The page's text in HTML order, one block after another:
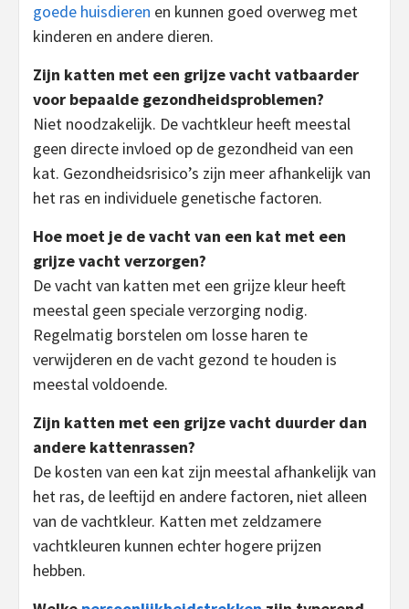
goede huisdieren en kunnen goed overweg met
kinderen en andere dieren.
Zijn katten met een grijze vacht vatbaarder
voor bepaalde gezondheidsproblemen?
Niet noodzakelijk. De vachtkleur heeft meestal
geen directe invloed op de gezondheid van een
kat. Gezondheidsrisico’s zijn meer afhankelijk van
het ras en individuele genetische factoren.
Hoe moet je de vacht van een kat met een
grijze vacht verzorgen?
De vacht van katten met een grijze kleur heeft
meestal geen speciale verzorging nodig.
Regelmatig borstelen om losse haren te
verwijderen en de vacht gezond te houden is
meestal voldoende.
Zijn katten met een grijze vacht duurder dan
andere kattenrassen?
De kosten van een kat zijn meestal afhankelijk van
het ras, de leeftijd en andere factoren, niet alleen
van de vachtkleur. Katten met zeldzamere
vachtkleuren kunnen echter hogere prijzen
hebben.